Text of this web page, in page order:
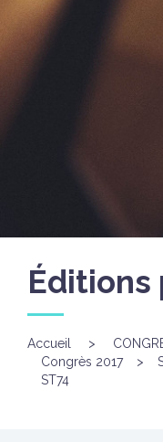
Éditions
Accueil >
Congrès 2017
>
ST74